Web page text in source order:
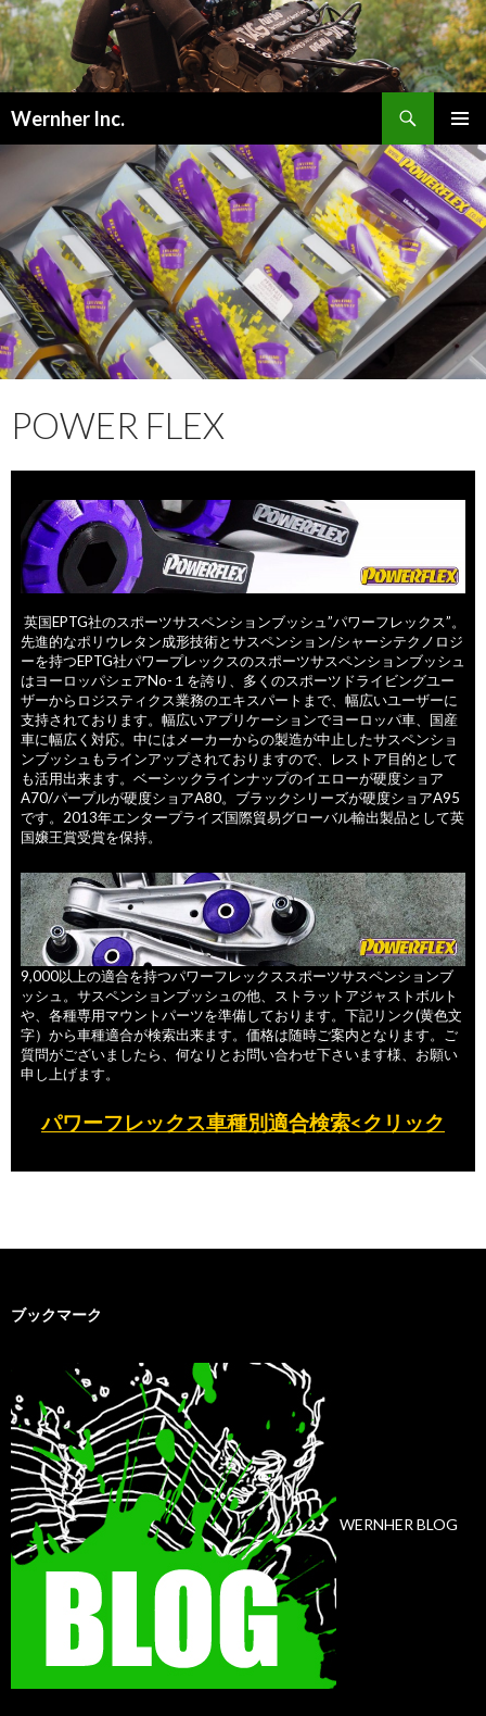
Wernher Inc.
索
メインメ
ニュー
ツ
へ
ス
キ
ッ
プ
POWER FLEX
英国EPTG社のスポーツサスペンションブッシュ”パワーフレックス”。
先進的なポリウレタン成形技術とサスペンション/シャーシテクノロジ
ーを持つEPTG社パワープレックスのスポーツサスペンションブッシュ
はヨーロッパシェアNo-１を誇り、多くのスポーツドライビングユー
ザーからロジスティクス業務のエキスパートまで、幅広いユーザーに
支持されております。幅広いアプリケーションでヨーロッパ車、国産
車に幅広く対応。中にはメーカーからの製造が中止したサスペンショ
ンブッシュもラインアップされておりますので、レストア目的として
も活用出来ます。ベーシックラインナップのイエローが硬度ショア
A70/パープルが硬度ショアA80。ブラックシリーズが硬度ショアA95
です。2013年エンタープライズ国際貿易グローバル輸出製品として英
国嬢王賞受賞を保持。
9,000以上の適合を持つパワーフレックススポーツサスペンションブ
ッシュ。サスペンションブッシュの他、ストラットアジャストボルト
や、各種専用マウントパーツを準備しております。下記リンク(黄色文
字）から車種適合が検索出来ます。価格は随時ご案内となります。ご
質問がございましたら、何なりとお問い合わせ下さいます様、お願い
申し上げます。
パワーフレックス車種別適合検索<クリック
ブックマーク
WERNHER BLOG